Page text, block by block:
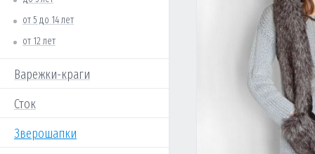
от 5 до 14 лет
от 12 лет
Варежки-краги
Сток
Зверошапки